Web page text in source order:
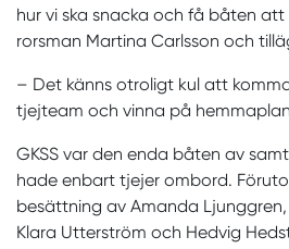
hur vi ska snacka och få båten
rorsman Martina Carlsson och
– Det känns otroligt kul att
tjejteam och vinna på
GKSS var den enda båten av
hade enbart tjejer ombord.
besättning av Amanda
Klara Utterström och Hedvig